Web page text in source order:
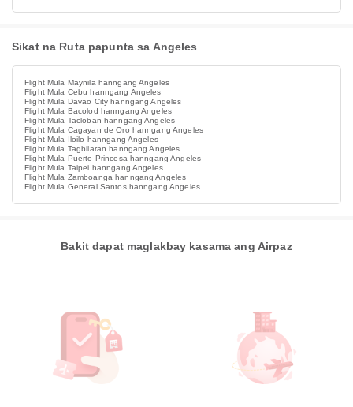
Sikat na Ruta papunta sa Angeles
Flight Mula Maynila hanngang Angeles
Flight Mula Cebu hanngang Angeles
Flight Mula Davao City hanngang Angeles
Flight Mula Bacolod hanngang Angeles
Flight Mula Tacloban hanngang Angeles
Flight Mula Cagayan de Oro hanngang Angeles
Flight Mula Iloilo hanngang Angeles
Flight Mula Tagbilaran hanngang Angeles
Flight Mula Puerto Princesa hanngang Angeles
Flight Mula Taipei hanngang Angeles
Flight Mula Zamboanga hanngang Angeles
Flight Mula General Santos hanngang Angeles
Bakit dapat maglakbay kasama ang Airpaz